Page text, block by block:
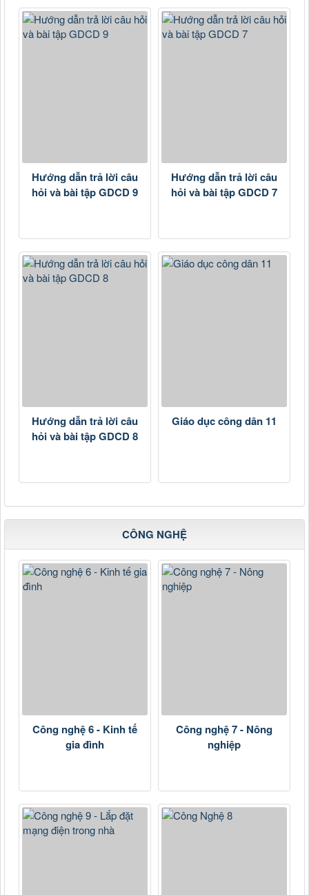
Hướng dẫn trả lời câu
hỏi và bài tập GDCD 9
Hướng dẫn trả lời câu
hỏi và bài tập GDCD 7
Hướng dẫn trả lời câu
hỏi và bài tập GDCD 8
Giáo dục công dân 11
CÔNG NGHỆ
Công nghệ 6 - Kinh tế
gia đình
Công nghệ 7 - Nông
nghiệp